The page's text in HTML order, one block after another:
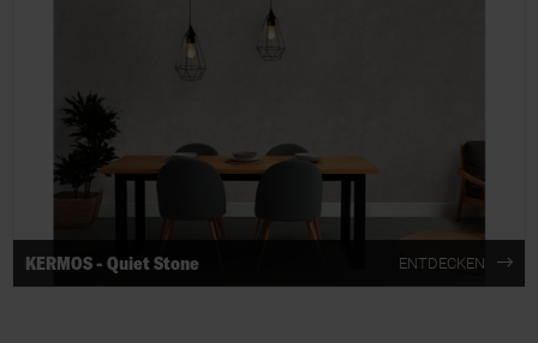
KERMOS - Quiet Stone ENTDECKEN